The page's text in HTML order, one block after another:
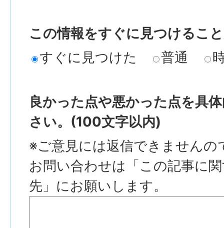
この情報をすぐに見つけるこ
すぐに見つけた
普通
良かった点や悪かった点を具
さい。(100文字以内)
※ご意見には返信できませんの
お問い合わせは「この記事に
先」にお願いします。